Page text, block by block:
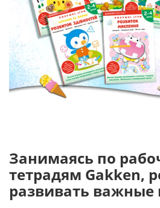
Занимаясь по
тетрадям Gakken,
развивать важные